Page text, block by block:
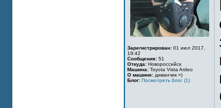
Зарегистрирован: 01 июл 2017,
19:42
Сообщения: 51
Откуда: Новороссийск
Машина: Toyota Vista Ardeo
О машине: диванчик =)
Блог: Посмотреть блог (1)